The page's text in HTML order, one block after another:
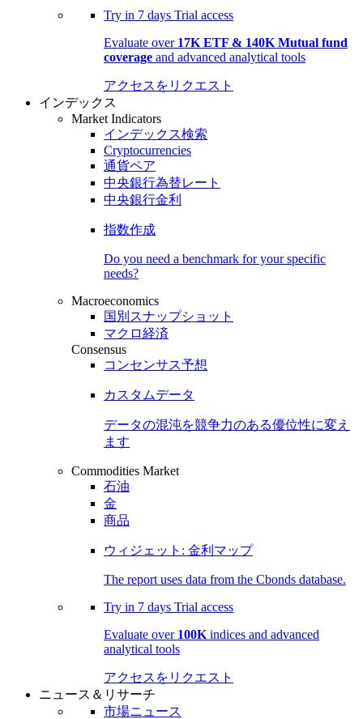
Try in 7 days Trial access
Evaluate over 17K ETF & 140K Mutual fund
coverage and advanced analytical tools
アクセスをリクエスト
インデックス
Market Indicators
インデックス検索
Cryptocurrencies
通貨ペア
中央銀行為替レート
中央銀行金利
指数作成
Do you need a benchmark for your specific
needs?
Macroeconomics
国別スナップショット
マクロ経済
Consensus
コンセンサス予想
カスタムデータ
データの混沌を競争力のある優位性に変え
ます
Commodities Market
石油
金
商品
ウィジェット: 金利マップ
The report uses data from the Cbonds database.
Try in 7 days Trial access
Evaluate over 100K indices and advanced
analytical tools
アクセスをリクエスト
ニュース＆リサーチ
市場ニュース